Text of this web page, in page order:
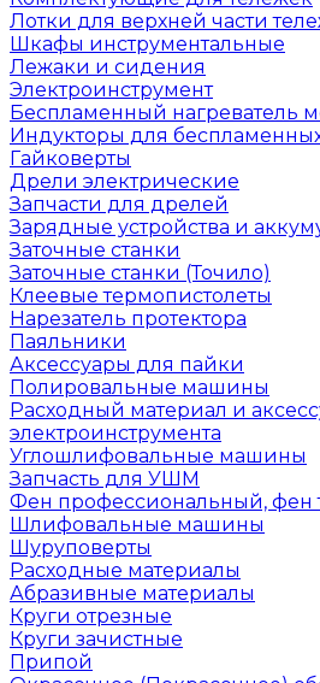
Лотки для верхней части
Шкафы инструментальные
Лежаки и сидения
Электроинструмент
Беспламенный нагреватель
Индукторы для
Гайковерты
Дрели электрические
Запчасти для дрелей
Зарядные устройства и
Заточные станки
Заточные станки (Точило)
Клеевые термопистолеты
Нарезатель протектора
Паяльники
Аксессуары для пайки
Полировальные машины
Расходный материал и
электроинструмента
Углошлифовальные машины
Запчасть для УШМ
Фен профессиональный, фен
Шлифовальные машины
Шуруповерты
Расходные материалы
Абразивные материалы
Круги отрезные
Круги зачистные
Припой